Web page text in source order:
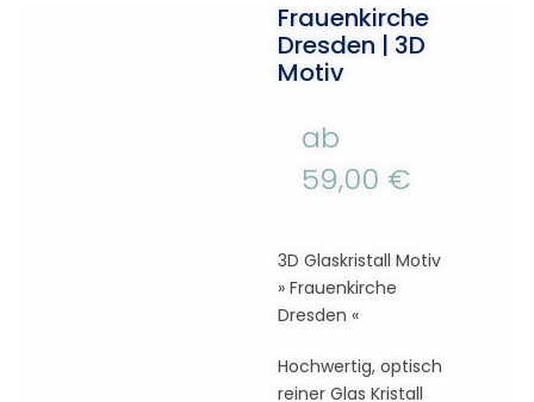
Frauenkirche
Dresden | 3D
Motiv
ab
59,00 €
3D Glaskristall Motiv
» Frauenkirche
Dresden «
Hochwertig, optisch
reiner Glas Kristall